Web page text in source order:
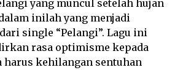
yang muncul setelah hujan
inilah yang menjadi
single “Pelangi”. Lagu ini
rasa optimisme kepada
harus kehilangan sentuhan